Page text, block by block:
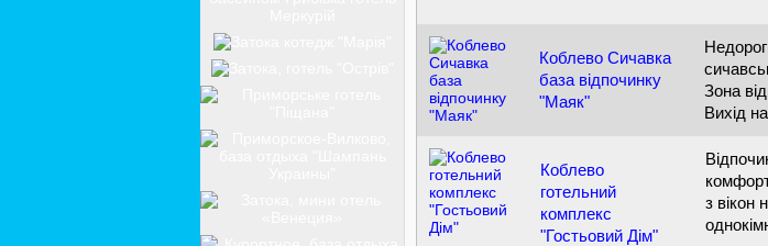
Коблево Сичавка
база відпочинку
"Маяк"
Зона
Вихід
Коблево
готельний
комплекс
"Гостьовий Дім"
з вікон